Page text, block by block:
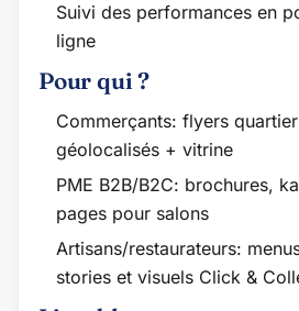
Suivi des performances en
ligne
Pour qui ?
Commerçants: flyers
géolocalisés + vitrine
PME B2B/B2C: brochures,
pages pour salons
Artisans/restaurateurs:
stories et visuels Click &